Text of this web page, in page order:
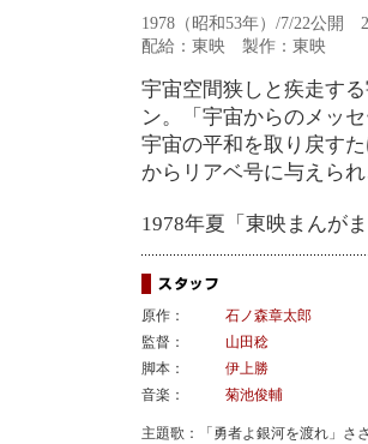
1978（昭和53年）/7/22公
配給：東映 製作：東映
宇宙空間狭しと疾走す
ン。「宇宙からのメッ
宇宙の平和を取り戻す
からリアベ号に与えら
1978年夏「東映まんが
原作：
石ノ森章太郎
監督：
山田稔
脚本：
伊上勝
音楽：
菊池俊輔
主題歌：「勇者よ銀河を渡れ」さ